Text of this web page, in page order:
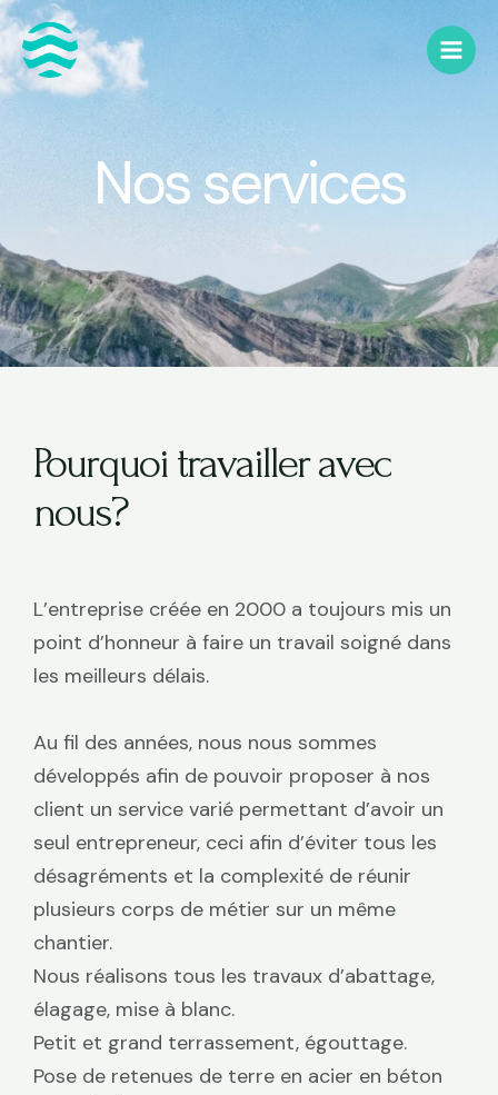
Nos services
Pourquoi travailler avec
nous?
L’entreprise créée en 2000 a toujours mis un
point d’honneur à faire un travail soigné dans
les meilleurs délais.
Au fil des années, nous nous sommes
développés afin de pouvoir proposer à nos
client un service varié permettant d’avoir un
seul entrepreneur, ceci afin d’éviter tous les
désagréments et la complexité de réunir
plusieurs corps de métier sur un même
chantier.
Nous réalisons tous les travaux d’abattage,
élagage, mise à blanc.
Petit et grand terrassement, égouttage.
Pose de retenues de terre en acier en béton